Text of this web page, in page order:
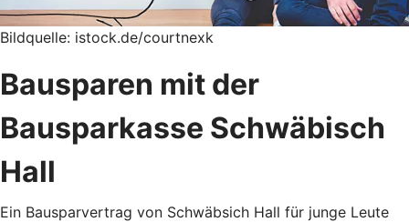
Bildquelle: istock.de/courtnexk
Bausparen mit der
Bausparkasse Schwäbisch
Hall
Ein Bausparvertrag von Schwäbsich Hall für junge Leute